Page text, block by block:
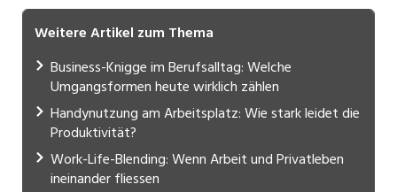
Weitere Artikel zum Thema
Business-Knigge im Berufsalltag: Welche
Umgangsformen heute wirklich zählen
Handynutzung am Arbeitsplatz: Wie stark leidet die
Produktivität?
Work-Life-Blending: Wenn Arbeit und Privatleben
ineinander fliessen